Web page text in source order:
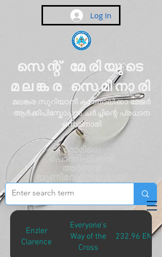
Log In
സെന്റ് മേരിയുടെ
മലങ്കര സെമിനാരി
മലങ്കര സുറിയാനി കത്തോലിക്കാ മേജർ
ആർക്കിപിസ്കോപ്പൽ ചർച്ചിന്റെ പ്രധാന
സെമിനാരി
റോമിലെ
പൊന്തിഫിക്കൽ
അർബൻ
യൂണിവേഴ്സിറ്റിയുമായി
അഫിലിയേറ്റ്
ചെയ്തിരിക്കുന്നു
Enzler
Clarence
Everyone's
Way of the
Cross
232.96 ENZ-E